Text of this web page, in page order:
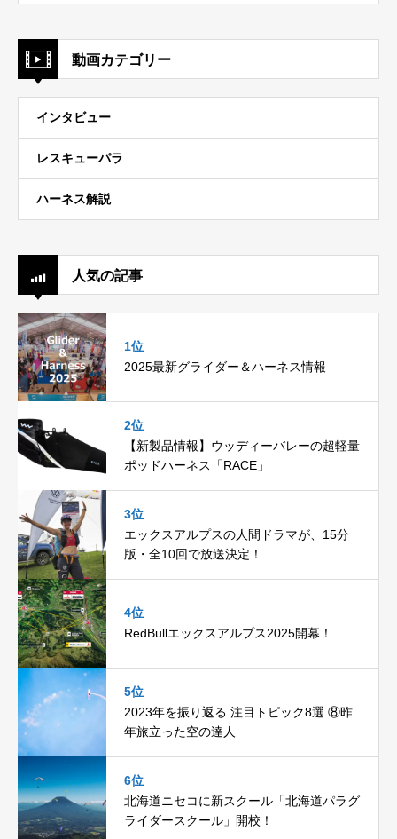
動画カテゴリー
インタビュー
レスキューパラ
ハーネス解説
人気の記事
1位
2025最新グライダー＆ハーネス情報
2位
【新製品情報】ウッディーバレーの超軽量
ポッドハーネス「RACE」
3位
エックスアルプスの人間ドラマが、15分
版・全10回で放送決定！
4位
RedBullエックスアルプス2025開幕！
5位
2023年を振り返る 注目トピック8選 ⑧昨
年旅立った空の達人
6位
北海道ニセコに新スクール「北海道パラグ
ライダースクール」開校！